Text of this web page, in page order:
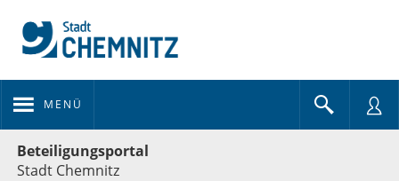
MENÜ
Beteiligungsportal
Stadt Chemnitz